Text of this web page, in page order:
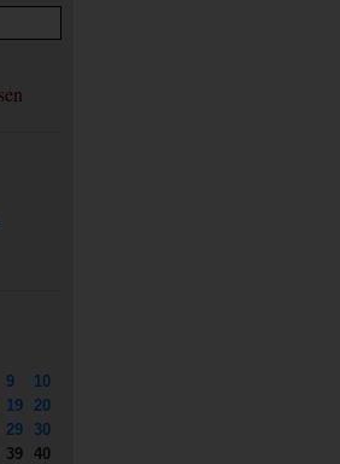
9
10
19
20
29
30
39 40